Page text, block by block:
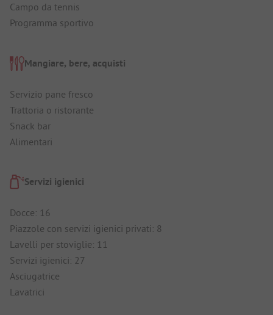
Campo da tennis
Programma sportivo
Mangiare, bere, acquisti
Servizio pane fresco
Trattoria o ristorante
Snack bar
Alimentari
Servizi igienici
Docce: 16
Piazzole con servizi igienici privati: 8
Lavelli per stoviglie: 11
Servizi igienici: 27
Asciugatrice
Lavatrici